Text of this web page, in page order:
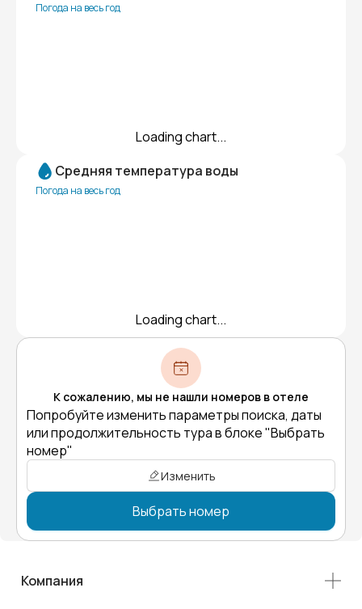
Погода на весь год
Loading chart...
Средняя температура воды
Погода на весь год
Loading chart...
К сожалению, мы не нашли номеров в отеле
Попробуйте изменить параметры поиска, даты
или продолжительность тура в блоке "Выбрать
номер"
Изменить
Выбрать номер
Компания